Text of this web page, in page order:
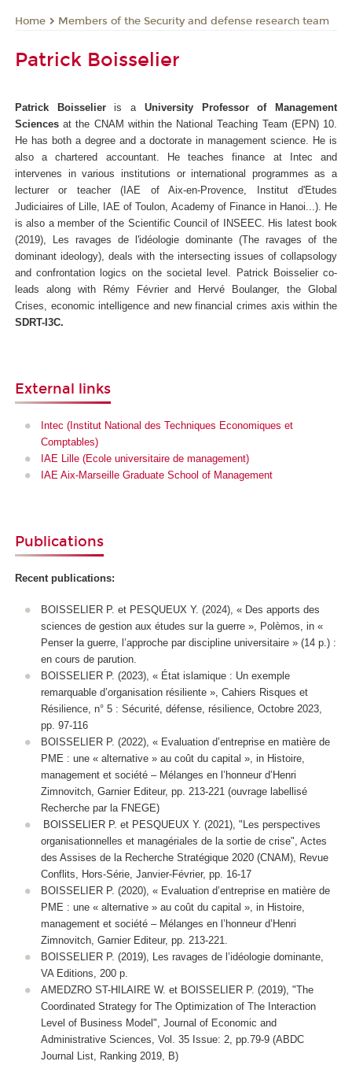
Home Members of the Security and defense research team
Patrick Boisselier
Patrick Boisselieris a University Professor of Management
Sciences at the CNAM within the National Teaching Team (EPN) 10.
He has both a degree and a doctorate in management science. He is
also a chartered accountant. He teaches finance at Intec and
intervenes in various institutions or international programmes as a
lecturer or teacher (IAE of Aix-en-Provence, Institut d'Etudes
Judiciaires of Lille, IAE of Toulon, Academy of Finance in Hanoi...). He
is also a member of the Scientific Council of INSEEC. His latest book
(2019), Les ravages de l'idéologie dominante (The ravages of the
dominant ideology), deals with the intersecting issues of collapsology
and confrontation logics on the societal level. Patrick Boisselier co-
leads along with Rémy Février and Hervé Boulanger, the Global
Crises, economic intelligence and new financial crimes axis within the
SDRT-I3C.
External links
Intec (Institut National des Techniques Economiques et
Comptables)
IAE Lille (Ecole universitaire de management)
IAE Aix-Marseille Graduate School of Management
Publications
Recent publications:
BOISSELIER P. et PESQUEUX Y. (2024), « Des apports des
sciences de gestion aux études sur la guerre », Polèmos, in«
Penser la guerre, l’approche par discipline universitaire » (14 p.) :
en cours de parution.
BOISSELIER P. (2023), « État islamique : Un exemple
remarquable d’organisation résiliente », Cahiers Risques et
Résilience, n° 5 : Sécurité, défense, résilience, Octobre 2023,
pp. 97-116
BOISSELIER P. (2022), « Evaluation d’entreprise en matière de
PME : une « alternative » au coût du capital », in Histoire,
management et société – Mélanges en l’honneur d’Henri
Zimnovitch, Garnier Editeur, pp. 213-221 (ouvrage labellisé
Recherche par la FNEGE)
BOISSELIER P. et PESQUEUX Y. (2021), "Les perspectives
organisationnelles et managériales de la sortie de crise", Actes
des Assises de la Recherche Stratégique 2020 (CNAM), Revue
Conflits, Hors-Série, Janvier-Février, pp. 16-17
BOISSELIER P. (2020), « Evaluation d’entreprise en matière de
PME : une « alternative » au coût du capital », in Histoire,
management et société – Mélanges en l’honneur d’Henri
Zimnovitch, Garnier Editeur, pp. 213-221.
BOISSELIER P. (2019), Les ravages de l’idéologie dominante,
VA Editions, 200 p.
AMEDZRO ST-HILAIRE W. et BOISSELIER P. (2019), "The
Coordinated Strategy for The Optimization of The Interaction
Level of Business Model", Journal of Economic and
Administrative Sciences, Vol. 35 Issue: 2, pp.79-9 (ABDC
Journal List, Ranking 2019, B)